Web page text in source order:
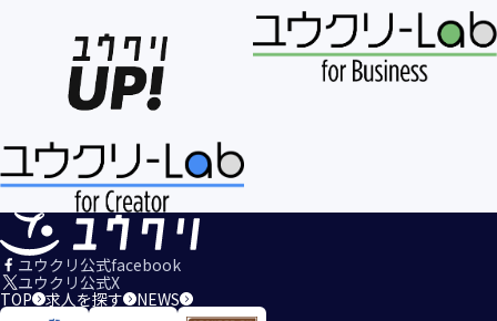
ユウクリ公式facebook
ユウクリ公式X
TOP 求人を探す NEWS